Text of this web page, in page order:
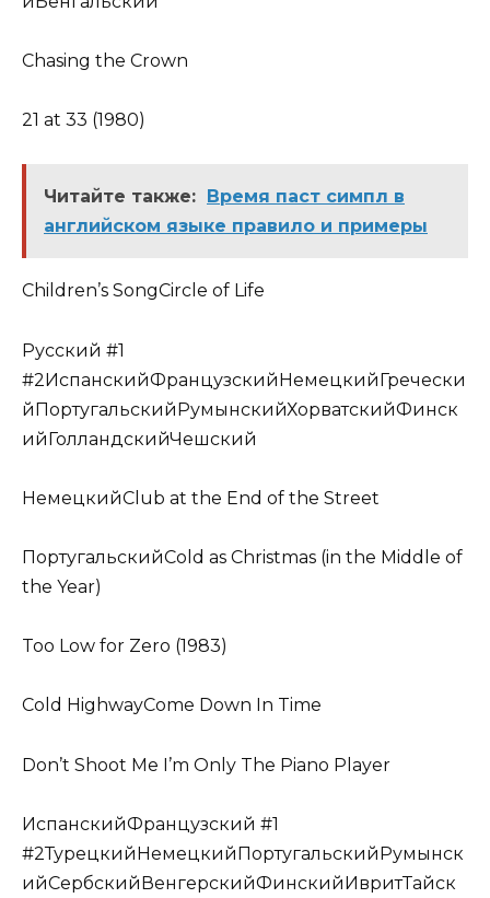
Chasing the Crown
21 at 33 (1980)
Читайте также:
Время паст симпл в
английском языке правило и примеры
Children’s SongCircle of Life
Русский #1
#2ИспанскийФранцузскийНемецкийГречески
йПортугальскийРумынскийХорватскийФинск
ийГолландскийЧешский
НемецкийClub at the End of the Street
ПортугальскийCold as Christmas (in the Middle of
the Year)
Too Low for Zero (1983)
Cold HighwayCome Down In Time
Don’t Shoot Me I’m Only The Piano Player
ИспанскийФранцузский #1
#2ТурецкийНемецкийПортугальскийРумынск
ийСербскийВенгерскийФинскийИвритТайск